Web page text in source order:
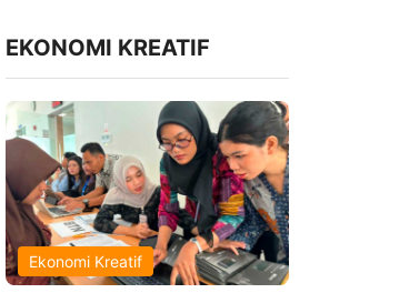
EKONOMI KREATIF
Ekonomi Kreatif